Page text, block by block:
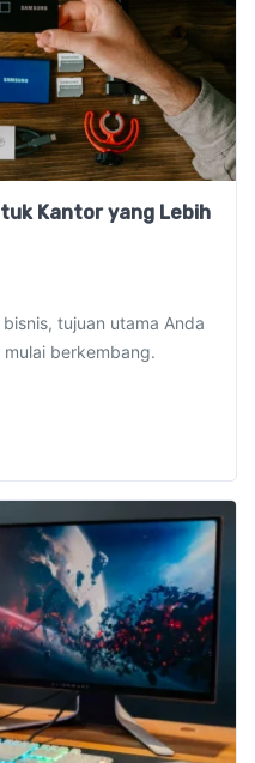
Kantor yang Lebih
tujuan utama Anda
berkembang.